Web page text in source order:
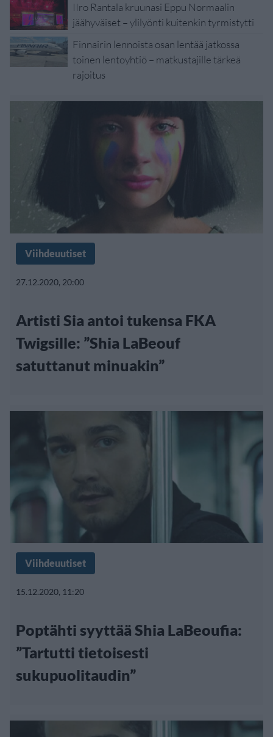
IIro Rantala kruunasi Eppu Normaalin
jäähyväiset – ylilyönti kuitenkin tyrmistytti
Finnairin lennoista osan lentää jatkossa
toinen lentoyhtiö – matkustajille tärkeä
rajoitus
Viihdeuutiset
27.12.2020, 20:00
Artisti Sia antoi tukensa FKA
Twigsille: ”Shia LaBeouf
satuttanut minuakin”
Viihdeuutiset
15.12.2020, 11:20
Poptähti syyttää Shia LaBeoufia:
”Tartutti tietoisesti
sukupuolitaudin”